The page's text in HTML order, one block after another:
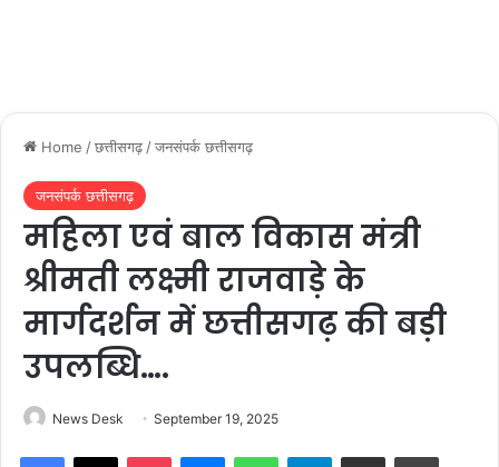
Home /छत्तीसगढ़ /जनसंपर्क छत्तीसगढ़
जनसंपर्क छत्तीसगढ़
महिला एवं बाल विकास मंत्री
श्रीमती लक्ष्मी राजवाड़े के
मार्गदर्शन में छत्तीसगढ़ की बड़ी
उपलब्धि….
News Desk September 19, 2025
Telegram